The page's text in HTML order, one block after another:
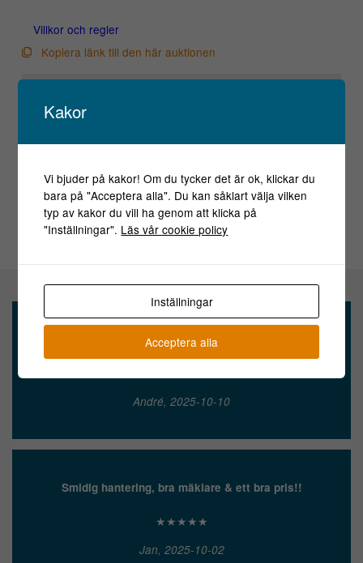
Villkor och regler
Kopiera länk till den här auktionen
Är du intresserad av objektet men deltog inte i
aktuell status.
Enkel försäljning och säker betalning!
André, 2025-10-10
Smidig hantering, bra mäklare & ett bra pris!!
★★★★★
Jan, 2025-10-02
Kakor
Vi bjuder på kakor! Om du tycker det är ok, klickar du
bara på "Acceptera alla". Du kan såklart välja vilken
typ av kakor du vill ha genom att klicka på
"Inställningar". Läs vår cookie policy
Inställningar
Acceptera alla